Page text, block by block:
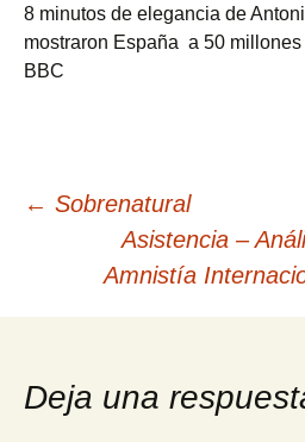
8 minutos de elegancia de
mostraron España a 50
BBC
Navegación
de
entradas
← Sobrenatural
Asistencia –
Amnistía
Deja una